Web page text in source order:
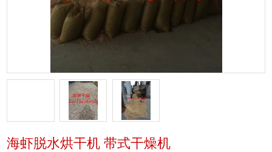
海虾脱水烘干机 带式干燥机